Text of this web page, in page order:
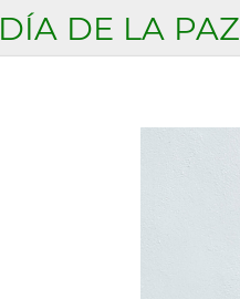
DÍA DE LA PAZ